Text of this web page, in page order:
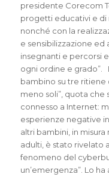
presidente Corecom
progetti educativi e di
nonché con la
e sensibilizzazione
insegnanti e percorsi
ogni ordine e grado”.
bambino su tre ritiene
meno soli”, quota che
connesso a Internet:
esperienze negative
altri bambini, in
adulti, è stato rivelato
fenomeno del
un’emergenza”. Lo